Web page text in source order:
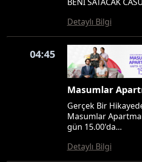
Detaylı Bilgi
04:45
Masumlar
Gerçek Bir
Masumlar
gün 15.00'da...
Detaylı Bilgi